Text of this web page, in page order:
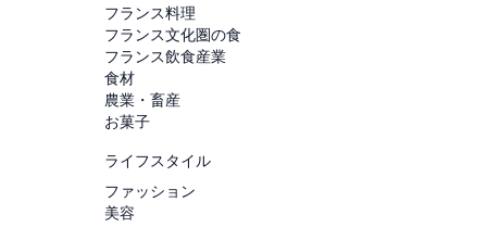
フランス料理
フランス文化圏の食
フランス飲食産業
食材
農業・畜産
お菓子
ライフスタイル
ファッション
美容